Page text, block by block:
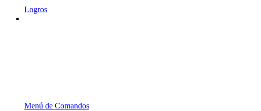
Logros
Menú de Comandos